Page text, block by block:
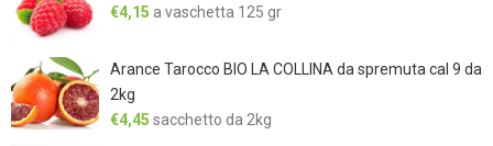
€4,15 a vaschetta 125 gr
Arance Tarocco BIO LA COLLINA da spremuta cal 9 da
2kg
€4,45 sacchetto da 2kg